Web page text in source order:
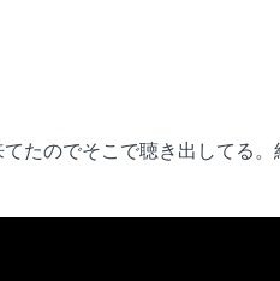
たのでそこで聴き出してる。